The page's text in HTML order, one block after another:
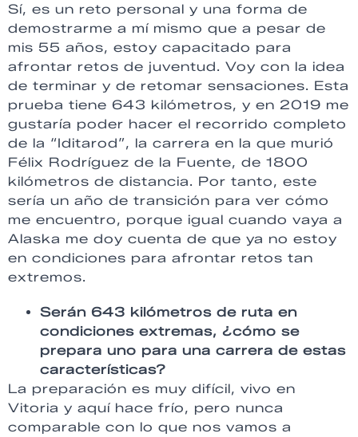
Sí, es un reto personal y una forma de
demostrarme a mí mismo que a pesar de
mis 55 años, estoy capacitado para
afrontar retos de juventud. Voy con la idea
de terminar y de retomar sensaciones. Esta
prueba tiene 643 kilómetros, y en 2019 me
gustaría poder hacer el recorrido completo
de la “Iditarod”, la carrera en la que murió
Félix Rodríguez de la Fuente, de 1800
kilómetros de distancia. Por tanto, este
sería un año de transición para ver cómo
me encuentro, porque igual cuando vaya a
Alaska me doy cuenta de que ya no estoy
en condiciones para afrontar retos tan
extremos.
Serán 643 kilómetros de ruta en
condiciones extremas, ¿cómo se
prepara uno para una carrera de estas
características?
La preparación es muy difícil, vivo en
Vitoria y aquí hace frío, pero nunca
comparable con lo que nos vamos a